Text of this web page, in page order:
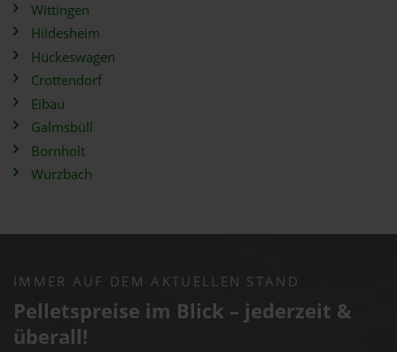
Wittingen
Hildesheim
Hückeswagen
Crottendorf
Eibau
Galmsbüll
Bornholt
Wurzbach
IMMER AUF DEM AKTUELLEN STAND
Pelletspreise im Blick – jederzeit &
überall!